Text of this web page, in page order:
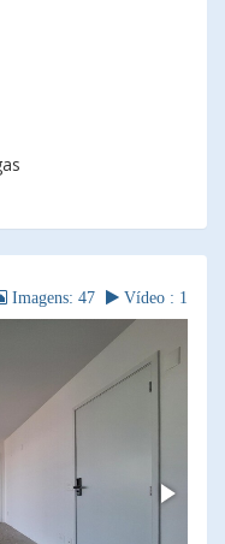
Imagens: 47 Vídeo : 1